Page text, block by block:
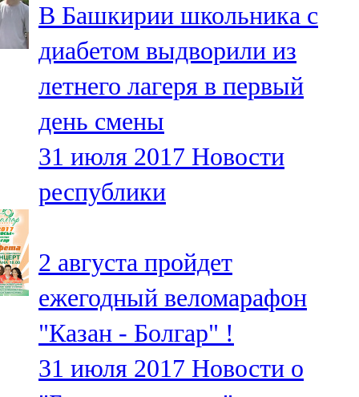
Чүпрәле
91,0 FM
Шәмәрдән
102,3 FM
Яңа чишмә
107,0 FM
105,5 FM
В Башкирии школьника с
диабетом выдворили из
летнего лагеря в первый
день смены
31 июля 2017 Новости
республики
2 августа пройдет
ежегодный веломарафон
"Казан - Болгар" !
31 июля 2017 Новости о